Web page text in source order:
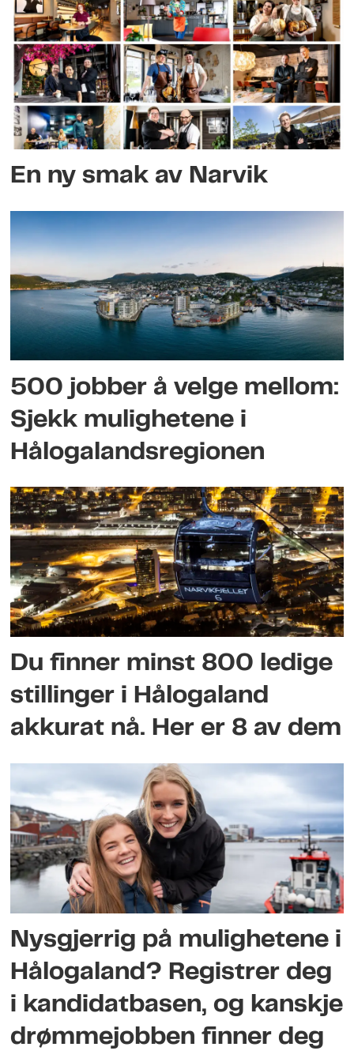
Oslo – og stadig flere internasjonale
destinasjoner.
En ny smak av Narvik
500 jobber å velge mellom:
Sjekk mulighetene i
Hålogalandsregionen
Du finner minst 800 ledige
stillinger i Hålogaland
akkurat nå. Her er 8 av dem
Nysgjerrig på mulighetene i
Hålogaland? Registrer deg
i kandidatbasen, og kanskje
drømmejobben finner deg